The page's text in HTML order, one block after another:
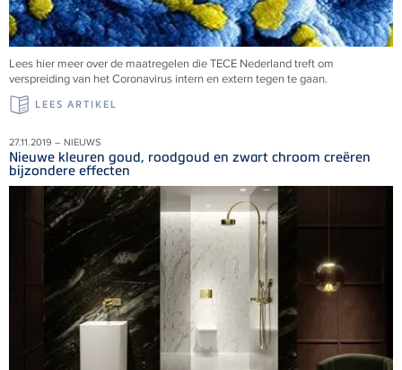
Lees hier meer over de maatregelen die TECE Nederland treft om
verspreiding van het Coronavirus intern en extern tegen te gaan.
LEES ARTIKEL
27.11.2019 – NIEUWS
Nieuwe kleuren goud, roodgoud en zwart chroom creëren
bijzondere effecten